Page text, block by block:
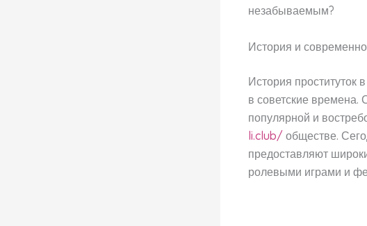
незабываемым?
История и
История проституток
в советские времена.
популярной и
li.club/ обществе.
предоставляют
ролевыми играми и